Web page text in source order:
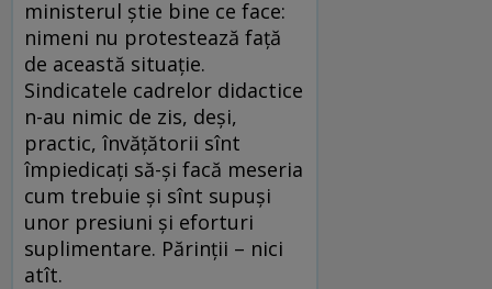
ministerul ştie bine ce face:
nimeni nu protestează faţă
de această situaţie.
Sindicatele cadrelor didactice
n-au nimic de zis, deşi,
practic, învăţătorii sînt
împiedicaţi să-şi facă meseria
cum trebuie şi sînt supuşi
unor presiuni şi eforturi
suplimentare. Părinţii – nici
atît.